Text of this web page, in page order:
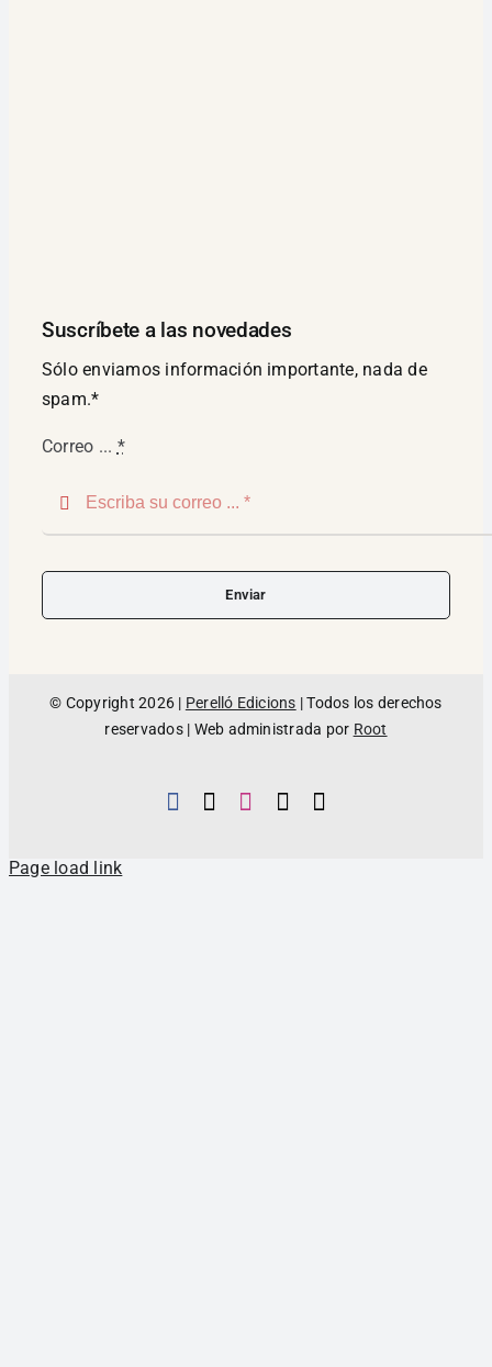
Suscríbete a las novedades
Sólo enviamos información importante, nada de
spam.*
Correo ... *
Enviar
© Copyright 2026 | Perelló Edicions | Todos los derechos
reservados | Web administrada por Root
Page load link